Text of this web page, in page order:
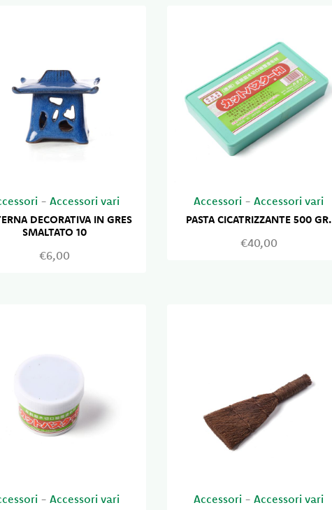
- Accessori vari
DECORATIVA IN GRES
SMALTATO 10
€6,00
Accessori -Accessori vari
PASTA CICATRIZZANTE 500 GR.
€40,00
- Accessori vari Accessori -Accessori vari